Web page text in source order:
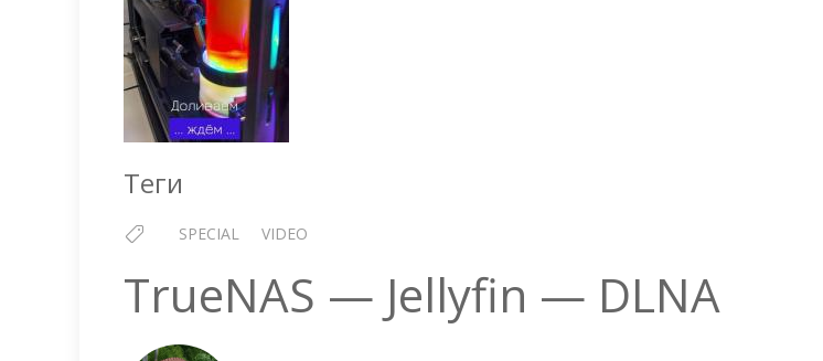
Теги
SPECIAL VIDEO
TrueNAS — Jellyfin — DLNA